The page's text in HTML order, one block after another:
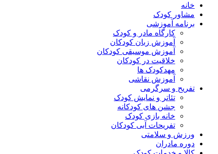
خانه
مشاور کودک
برنامه آموزشی
کارگاه مادر و کودک
آموزش زبان کودکان
آموزش موسیقی کودکان
خلاقیت در کودکان
مهد‌کودک ها
آموزش نقاشی
تفریح و سرگرمی
تئاتر و نمایش کودک
جشن های کودکانه
خانه بازی کودک
تفریحات آبی کودکان
ورزش و سلامتی
دوره مادران